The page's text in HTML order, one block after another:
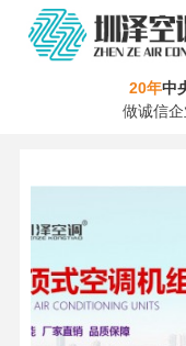
20年中
做诚信